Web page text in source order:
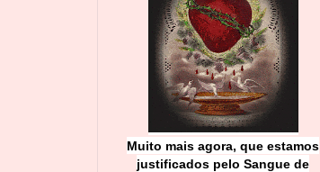
Muito mais agora, que estamos
justificados pelo Sangue de